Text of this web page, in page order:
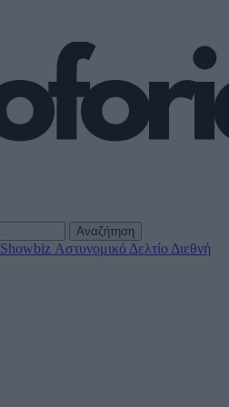
Αναζήτηση
Showbiz Αστυνομικό Δελτίο Διεθνή